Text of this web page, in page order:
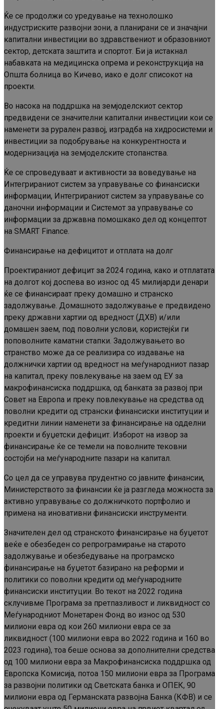
Ќе се продолжи со уредување на технолошко
индустриските развојни зони, а планирани се и значајни
капитални инвестиции во здравствениот и образовниот
сектор, детската заштита и спортот. Би ја истакнал
набавката на медицинска опрема и реконструкција на
Општа болница во Кичево, иако е долг списокот на
проекти.
Во насока на поддршка на земјоделскиот сектор
предвидени се значителни капитални инвестиции кои се
наменети за рурален развој, изградба на хидросистеми и
инвестиции за подобрување на конкурентноста и
модернизација на земјоделските стопанства.
Ќе се спроведуваат и активности за воведување на
Интегрираниот систем за управување со финансиски
информации, Интегрираниот систем за управување со
даночни информации и Системот за управување со
информации за државна помошкако дел од концептот
на SMART Finance.
Финансирање на дефицитот и отплата на долг
Проектираниот дефицит за 2024 година, како и отплатата
на долгот кој доспева во износ од 45 милијарди денари
ќе се финансираат преку домашно и странско
задолжување. Домашното задолжување е предвидено
преку државни хартии од вредност (ДХВ) и/или
домашен заем, под поволни услови, користејќи ги
поповолните каматни стапки. Задолжувањето во
странство може да се реализира со издавање на
должнички хартии од вредност на меѓународниот пазар
на капитал, преку повлекување на заем од ЕУ за
макрофинансиска поддршка, од банката за развој при
Совет на Европа и преку повлекување на средства од
поволни кредити од странски финансиски институции и
кредитни линии наменети за финансирање на одделни
проекти и буџетски дефицит. Изборот на извор за
финансирање ќе се темели на поволните тековни
состојби на меѓународните пазари на капитал.
Со цел да се управува прудентно со јавните финансии,
Министерството за финансии ќе ја разгледа можноста за
активно управување со должничкото портфолио и
примена на иновативни финансиски инструменти.
Значителен дел од странското финансирање на буџетот
веќе е обезбеден со репрограмирање на старото
задолжување и обезбедување на програмско
финансирање на буџетот базирано на реформи и
политики со поволни кредити од меѓународните
финансиски институции. Во текот на 2022 година
склучивме Програма за претпазливост и ликвидност со
Меѓународниот Монетарен Фонд во износ од 530
милиони евра од кои 260 милиони евра се за
ликвидност (100 милиони евра во 2022 година и 160 во
2023 година), тоа беше основа за дополнителни средства
од 100 милиони евра за Макрофинансиска поддршка од
Европска Комисија, потоа 150 милиони евра за Програма
за развојни политики од Светската банка и ОПЕК, 90
милиони евра од Германската развојна Банка (КФВ) и се